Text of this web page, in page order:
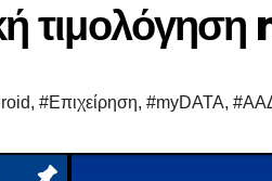
, #Eπιχείρηση, #myDATA,